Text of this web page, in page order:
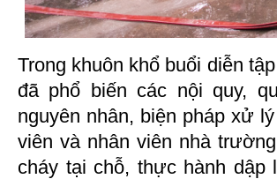
Trong khuôn khổ buổi diễn
đã phổ biến các nội quy,
nguyên nhân, biện pháp xử
viên và nhân viên nhà
cháy tại chỗ, thực hành